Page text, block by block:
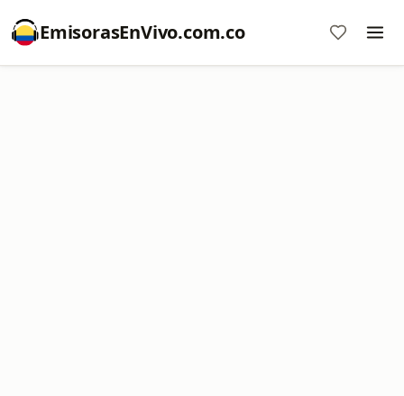
EmisorasEnVivo.com.co